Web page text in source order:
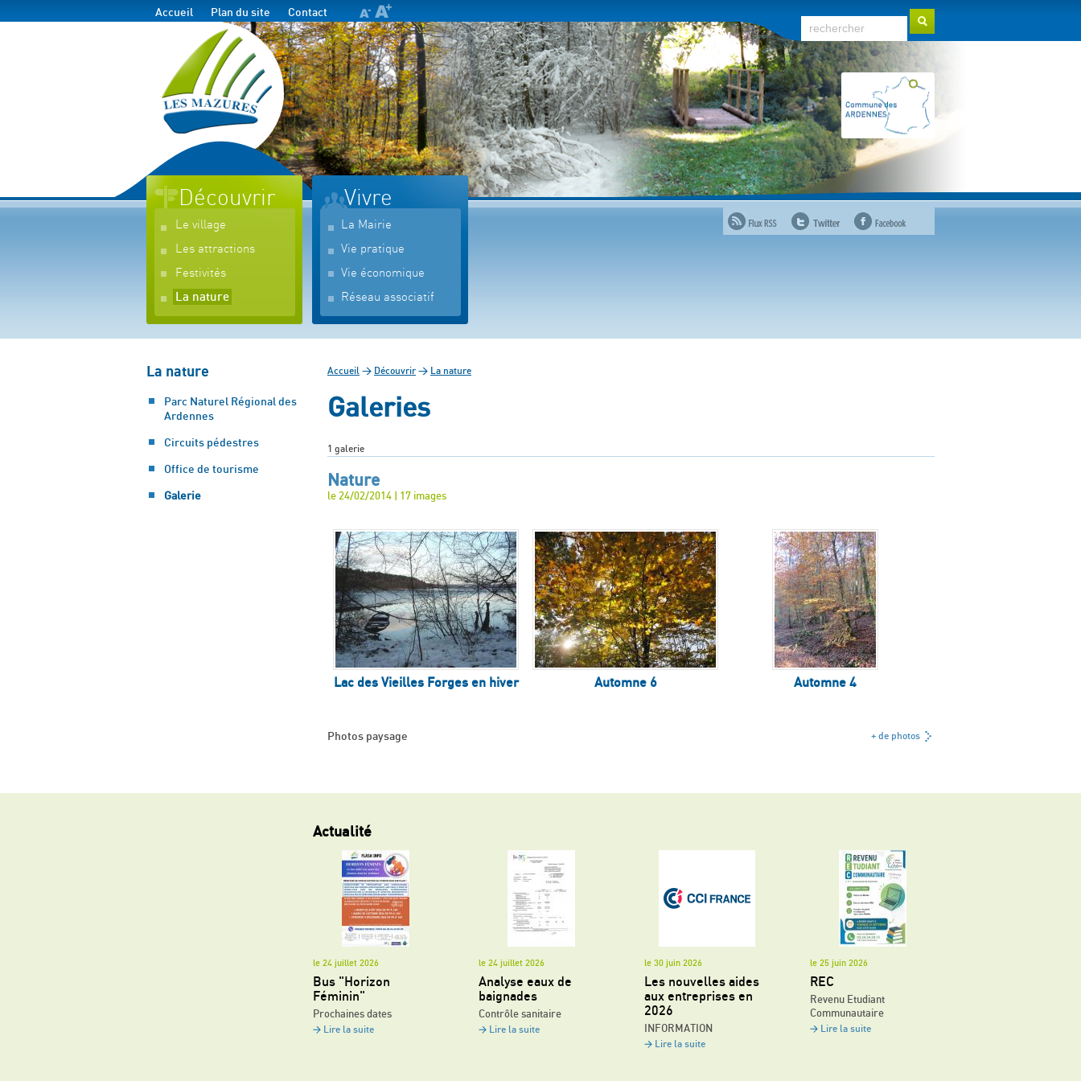
Accueil Plan du site Contact
Découvrir
Le village
Les attractions
Festivités
La nature
Vivre
La Mairie
Vie pratique
Vie économique
Réseau associatif
La nature
Parc Naturel Régional des
Ardennes
Circuits pédestres
Office de tourisme
Galerie
Accueil > Découvrir > La nature
Galeries
1 galerie
Nature
le 24/02/2014 | 17 images
Lac des Vieilles Forges en hiver Automne 6 Automne 4
+ de photos
Photos paysage
Actualité
le 24 juillet 2026
Bus "Horizon
Féminin"
Prochaines dates
Lire la suite
le 24 juillet 2026
Analyse eaux de
baignades
Contrôle sanitaire
Lire la suite
le 30 juin 2026
Les nouvelles aides
aux entreprises en
2026
INFORMATION
Lire la suite
le 25 juin 2026
REC
Revenu Etudiant
Communautaire
Lire la suite